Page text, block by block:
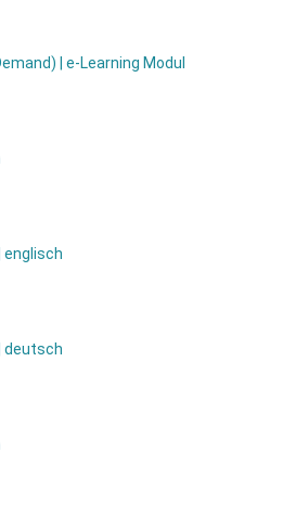
| e-Learning Modul
englisch
deutsch